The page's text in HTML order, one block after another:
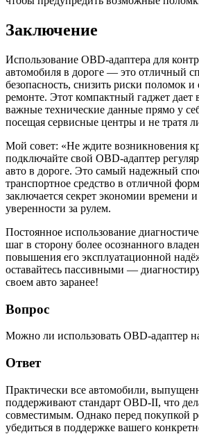
Заключение
Использование OBD-адаптера для
автомобиля в дороге — это отличный
безопасность, снизить риски поломок и
ремонте. Этот компактный гаджет дает
важные технические данные прямо у
посещая сервисные центры и не тратя
Мой совет: «Не ждите возникновения
подключайте свой OBD-адаптер
авто в дороге. Это самый надежный
транспортное средство в отличной
заключается секрет экономии времени
уверенности за рулем.
Постоянное использование
шаг в сторону более осознанного
повышения его эксплуатационной
оставайтесь пассивными —
своем авто заранее!
Вопрос
Можно ли использовать OBD-адаптер
Ответ
Практически все автомобили,
поддерживают стандарт OBD-II, что
совместимым. Однако перед покупкой
убедиться в поддержке вашего